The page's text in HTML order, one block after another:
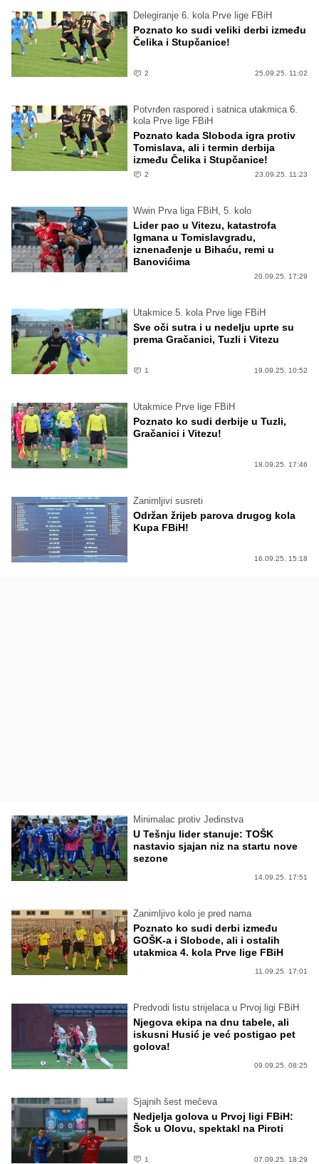
Delegiranje 6. kola Prve lige FBiH
Poznato ko sudi veliki derbi između
Čelika i Stupčanice!
2 25.09.25. 11:02
Potvrđen raspored i satnica utakmica 6.
kola Prve lige FBiH
Poznato kada Sloboda igra protiv
Tomislava, ali i termin derbija
između Čelika i Stupčanice!
2 23.09.25. 11:23
Wwin Prva liga FBiH, 5. kolo
Lider pao u Vitezu, katastrofa
Igmana u Tomislavgradu,
iznenađenje u Bihaću, remi u
Banovićima
20.09.25. 17:29
Utakmice 5. kola Prve lige FBiH
Sve oči sutra i u nedelju uprte su
prema Gračanici, Tuzli i Vitezu
1 19.09.25. 10:52
Utakmice Prve lige FBiH
Poznato ko sudi derbije u Tuzli,
Gračanici i Vitezu!
18.09.25. 17:46
Zanimljivi susreti
Održan žrijeb parova drugog kola
Kupa FBiH!
16.09.25. 15:18
Minimalac protiv Jedinstva
U Tešnju lider stanuje: TOŠK
nastavio sjajan niz na startu nove
sezone
14.09.25. 17:51
Zanimljivo kolo je pred nama
Poznato ko sudi derbi između
GOŠK-a i Slobode, ali i ostalih
utakmica 4. kola Prve lige FBiH
11.09.25. 17:01
Predvodi listu strijelaca u Prvoj ligi FBiH
Njegova ekipa na dnu tabele, ali
iskusni Husić je već postigao pet
golova!
09.09.25. 08:25
Sjajnih šest mečeva
Nedjelja golova u Prvoj ligi FBiH:
Šok u Olovu, spektakl na Piroti
1 07.09.25. 18:29